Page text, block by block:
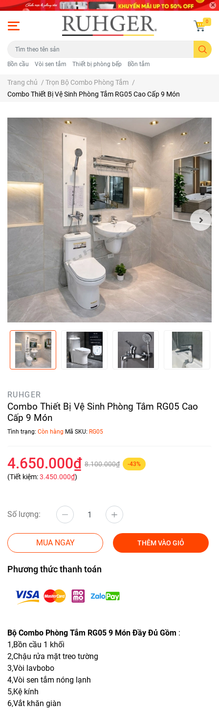
Bồn cầu Vòi sen tắm Thiết bị phòng bếp Bồn tắm
0
Trang chủ / Trọn Bộ Combo Phòng Tắm /
Combo Thiết Bị Vệ Sinh Phòng Tắm RG05 Cao Cấp 9 Món
RUHGER
Combo Thiết Bị Vệ Sinh Phòng Tắm RG05 Cao
Cấp 9 Món
Tình trạng: Còn hàng Mã SKU: RG05
4.650.000₫ 8.100.000₫ -43%
(Tiết kiệm:3.450.000₫)
Số lượng:
MUA NGAY THÊM VÀO GIỎ
Phương thức thanh toán
Bộ Combo Phòng Tắm RG05 9 Món Đầy Đủ Gồm :
1,Bồn cầu 1 khối
2,Chậu rửa mặt treo tường
3,Vòi lavbobo
4,Vòi sen tắm nóng lạnh
5,Kệ kính
6,Vắt khăn giàn